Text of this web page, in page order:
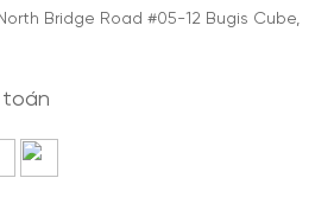
Bridge Road #05-12 Bugis Cube,
toán